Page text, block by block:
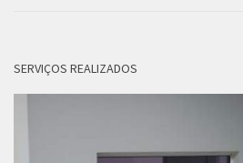
SERVIÇOS REALIZADOS